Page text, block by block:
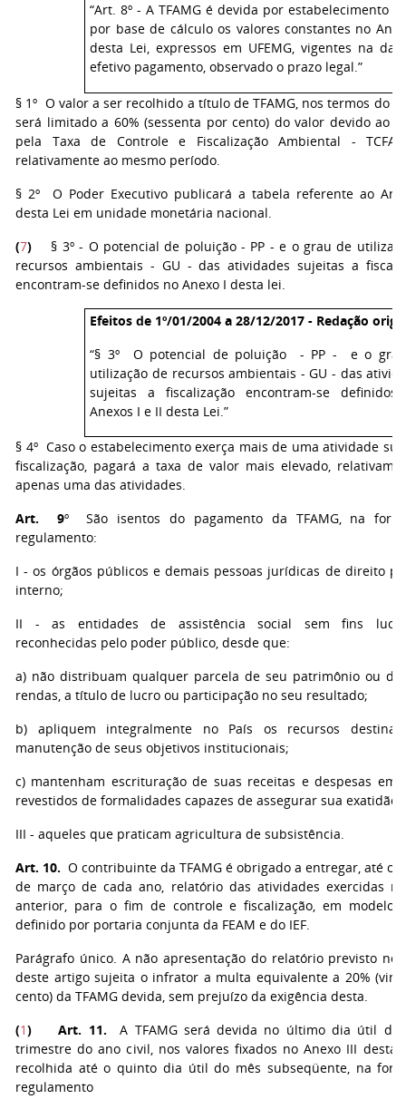
“Art. 8º - A TFAMG é devida por estabelecimento e
por base de cálculo os valores constantes no
desta Lei, expressos em UFEMG, vigentes na
efetivo pagamento, observado o prazo legal.”
§ 1º O valor a ser recolhido a título de TFAMG, nos termos do
será limitado a 60% (sessenta por cento) do valor devido ao
pela Taxa de Controle e Fiscalização Ambiental -
relativamente ao mesmo período.
§ 2º O Poder Executivo publicará a tabela referente ao
desta Lei em unidade monetária nacional.
(7) § 3º - O potencial de poluição - PP - e o grau de
recursos ambientais - GU - das atividades sujeitas a
encontram-se definidos no Anexo I desta lei.
Efeitos de 1º/01/2004 a 28/12/2017 - Redação
“§ 3º O potencial de poluição - PP - e o
utilização de recursos ambientais - GU - das
sujeitas a fiscalização encontram-se definidos
Anexos I e II desta Lei.”
§ 4º Caso o estabelecimento exerça mais de uma atividade
fiscalização, pagará a taxa de valor mais elevado,
apenas uma das atividades.
Art. 9º São isentos do pagamento da TFAMG, na
regulamento:
I - os órgãos públicos e demais pessoas jurídicas de direito
interno;
II - as entidades de assistência social sem fins
reconhecidas pelo poder público, desde que:
a) não distribuam qualquer parcela de seu patrimônio ou de
rendas, a título de lucro ou participação no seu resultado;
b) apliquem integralmente no País os recursos
manutenção de seus objetivos institucionais;
c) mantenham escrituração de suas receitas e despesas em
revestidos de formalidades capazes de assegurar sua exatidão;
III - aqueles que praticam agricultura de subsistência.
Art. 10. O contribuinte da TFAMG é obrigado a entregar, até o
de março de cada ano, relatório das atividades exercidas
anterior, para o fim de controle e fiscalização, em modelo
definido por portaria conjunta da FEAM e do IEF.
Parágrafo único. A não apresentação do relatório previsto no
deste artigo sujeita o infrator a multa equivalente a 20%
cento) da TFAMG devida, sem prejuízo da exigência desta.
(1) Art. 11. A TFAMG será devida no último dia útil de
trimestre do ano civil, nos valores fixados no Anexo III desta
recolhida até o quinto dia útil do mês subseqüente, na
regulamento